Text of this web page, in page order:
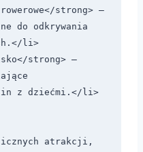
do odkrywania
li>
z dziećmi.</li>
atrakcji,